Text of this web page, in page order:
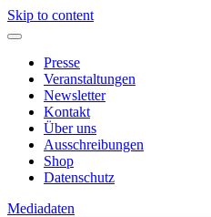
Skip to content
Presse
Veranstaltungen
Newsletter
Kontakt
Über uns
Ausschreibungen
Shop
Datenschutz
Mediadaten